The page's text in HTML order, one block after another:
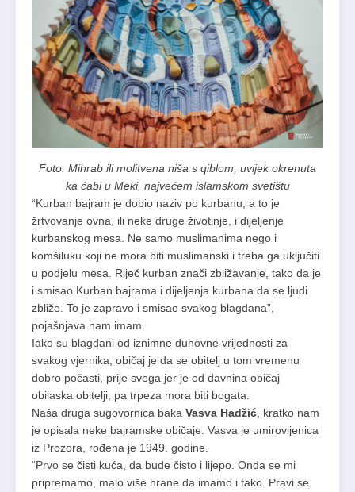
Foto: Mihrab ili molitvena niša s qiblom, uvijek okrenuta
ka ćabi u Meki, najvećem islamskom svetištu
“Kurban bajram je dobio naziv po kurbanu, a to je
žrtvovanje ovna, ili neke druge životinje, i dijeljenje
kurbanskog mesa. Ne samo muslimanima nego i
komšiluku koji ne mora biti muslimanski i treba ga uključiti
u podjelu mesa. Riječ kurban znači zbližavanje, tako da je
i smisao Kurban bajrama i dijeljenja kurbana da se ljudi
zbliže. To je zapravo i smisao svakog blagdana”,
pojašnjava nam imam.
Iako su blagdani od iznimne duhovne vrijednosti za
svakog vjernika, običaj je da se obitelj u tom vremenu
dobro počasti, prije svega jer je od davnina običaj
obilaska obitelji, pa trpeza mora biti bogata.
Naša druga sugovornica baka Vasva Hadžić , kratko nam
je opisala neke bajramske običaje. Vasva je umirovljenica
iz Prozora, rođena je 1949. godine.
“Prvo se čisti kuća, da bude čisto i lijepo. Onda se mi
pripremamo, malo više hrane da imamo i tako. Pravi se